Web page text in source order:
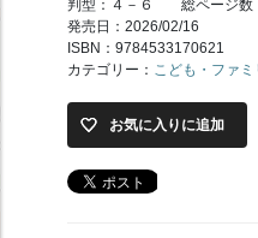
判型：４－６
総ページ数
発売日：2026/02/16
ISBN：9784533170621
カテゴリー： こども・ファミ
お気に入りに追加